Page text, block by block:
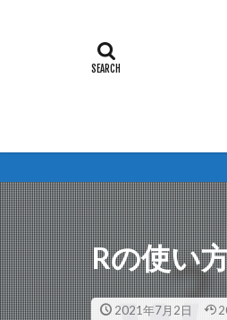
Rの使い
2021年7月2日